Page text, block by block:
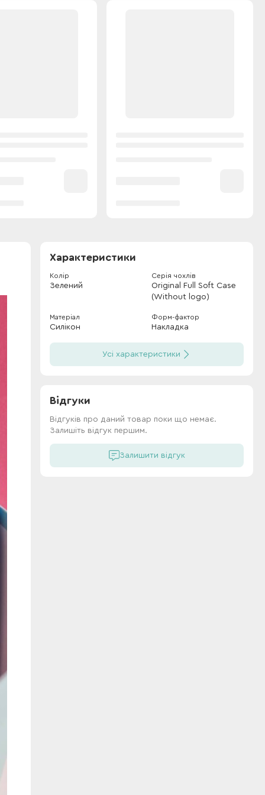
Характеристики
Колір
Зелений
Серія чохлів
Original Full Soft Case
(Without logo)
Матеріал
Силікон
Форм-фактор
Накладка
Усі характеристики
Відгуки
Відгуків про даний товар поки що немає.
Залишіть відгук першим.
Залишити відгук